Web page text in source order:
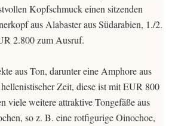
Kopfschmuck einen sitzenden
aus Alabaster aus Südarabien, 1./2.
2.800 zum Ausruf.
aus Ton, darunter eine Amphore aus
Zeit, diese ist mit EUR 800
viele weitere attraktive Tongefäße aus
so z. B. eine rotfigurige Oinochoe,